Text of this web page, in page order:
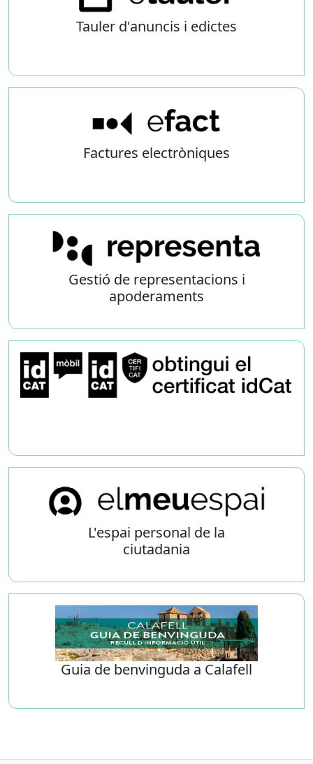
Tauler d'anuncis i edictes
Factures electròniques
Gestió de representacions i
apoderaments
L'espai personal de la
ciutadania
Guia de benvinguda a Calafell